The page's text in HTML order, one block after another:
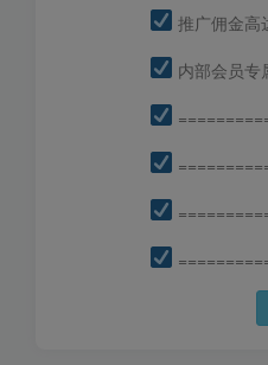
推广佣金高
内部会员专